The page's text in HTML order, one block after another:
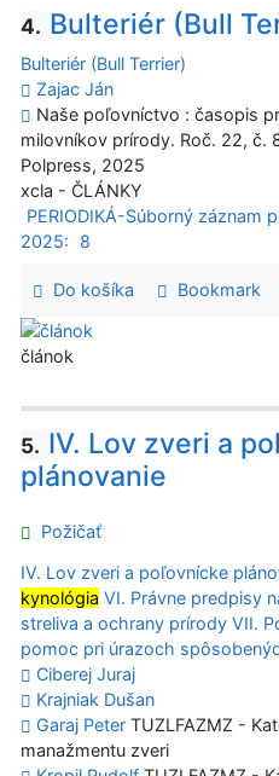
4. Bulteriér (Bull
Bulteriér (Bull Terrier)
Zajac Ján
Naše poľovníctvo : časopis
milovníkov prírody. Roč. 22, č.
Polpress, 2025
xcla - ČLÁNKY
PERIODIKÁ-Súborný záznam
2025:
8
Do košíka Bookmark
článok
5. IV. Lov zveri a
plánovanie
Požičať
IV. Lov zveri a poľovnícke
kynológia VI. Právne predpisy
streliva a ochrany prírody VII.
pomoc pri úrazoch
Ciberej Juraj
Krajniak Dušan
Garaj Peter TUZLFAZMZ -
manažmentu zveri